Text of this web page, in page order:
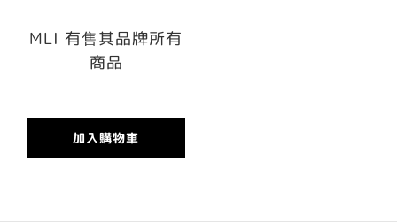
MLI 有售其品牌所有
商品
加入購物車